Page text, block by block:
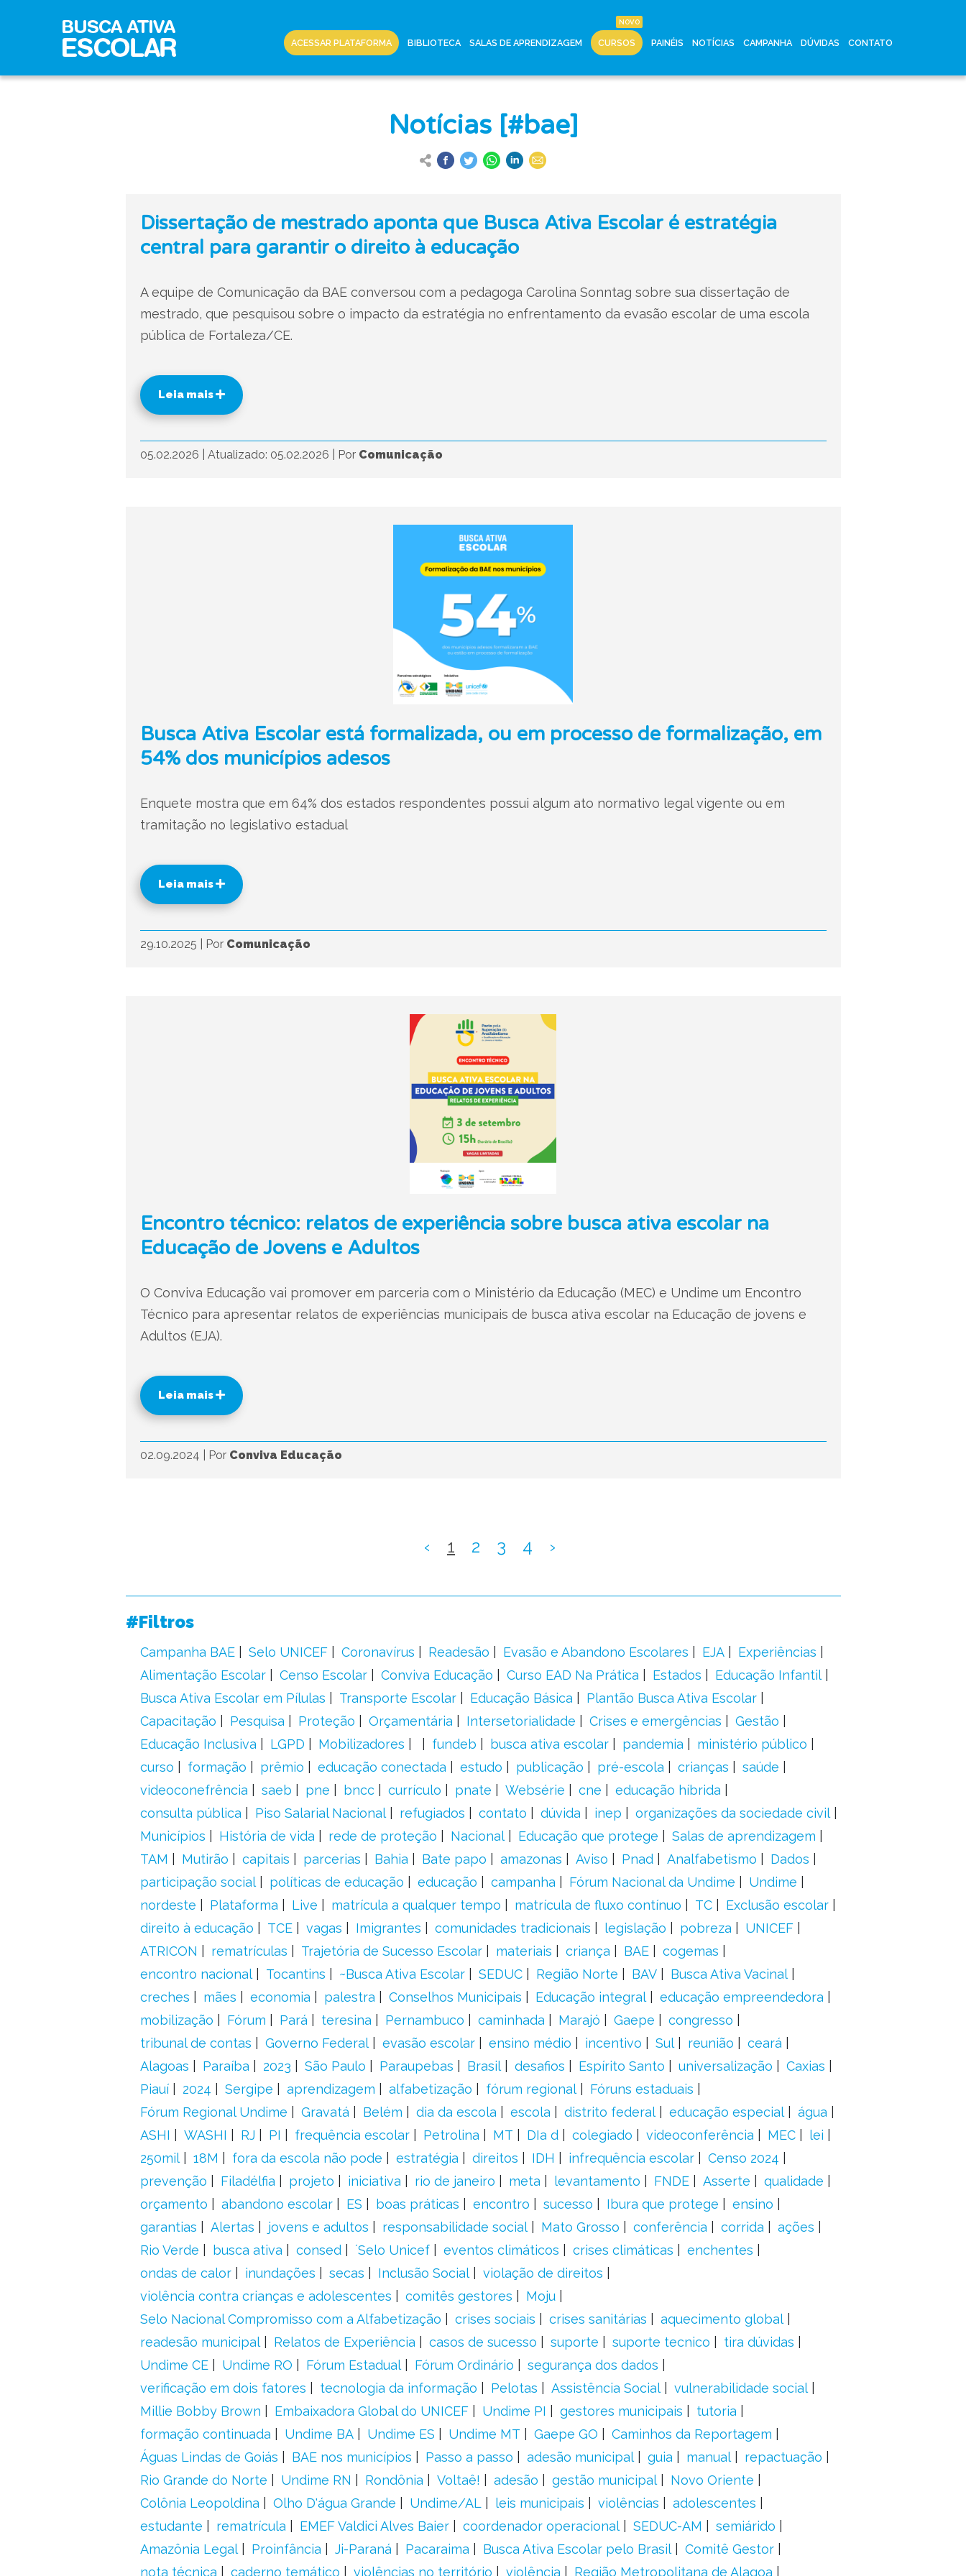
ACESSAR PLATAFORMA BIBLIOTECA SALAS DE APRENDIZAGEM CURSOS PAINÉIS NOTÍCIAS CAMPANHA DÚVIDAS CONTATO
Notícias [#bae]
Dissertação de mestrado aponta que Busca Ativa Escolar é estratégia
central para garantir o direito à educação
A equipe de Comunicação da BAE conversou com a pedagoga Carolina Sonntag sobre sua dissertação de
mestrado, que pesquisou sobre o impacto da estratégia no enfrentamento da evasão escolar de uma escola
pública de Fortaleza/CE.
Leia mais
05.02.2026 Atualizado: 05.02.2026 Por Comunicação
Busca Ativa Escolar está formalizada, ou em processo de formalização, em
54% dos municípios adesos
Enquete mostra que em 64% dos estados respondentes possui algum ato normativo legal vigente ou em
tramitação no legislativo estadual
Leia mais
29.10.2025 Por Comunicação
Encontro técnico: relatos de experiência sobre busca ativa escolar na
Educação de Jovens e Adultos
O Conviva Educação vai promover em parceria com o Ministério da Educação (MEC) e Undime um Encontro
Técnico para apresentar relatos de experiências municipais de busca ativa escolar na Educação de jovens e
Adultos (EJA).
Leia mais
02.09.2024 Por Conviva Educação
‹ 1 2 3 4 ›
#Filtros
Campanha BAE Selo UNICEF Coronavírus Readesão Evasão e Abandono Escolares EJA
Experiências
Alimentação Escolar
Censo Escolar Conviva Educação Curso EAD Na Prática Estados
Educação Infantil
Busca Ativa Escolar em Pílulas
Transporte Escolar Educação Básica
Plantão Busca Ativa Escolar
Capacitação
Pesquisa Proteção Orçamentária Intersetorialidade Crises e emergências
Gestão
Educação Inclusiva
LGPD Mobilizadores fundeb busca ativa escolar pandemia
ministério público
curso
formação prêmio educação conectada estudo publicação pré-escola crianças
saúde
videoconefrência
saeb pne bncc currículo pnate Websérie cne
educação híbrida
consulta pública
Piso Salarial Nacional refugiados contato dúvida inep
organizações da sociedade civil
Municípios
História de vida rede de proteção Nacional Educação que protege
Salas de aprendizagem
TAM
Mutirão capitais parcerias Bahia Bate papo amazonas Aviso Pnad Analfabetismo
Dados
participação social
políticas de educação educação campanha Fórum Nacional da Undime
Undime
nordeste
Plataforma Live matrícula a qualquer tempo matrícula de fluxo contínuo TC
Exclusão escolar
direito à educação
TCE vagas Imigrantes comunidades tradicionais legislação pobreza
UNICEF
ATRICON
rematrículas Trajetória de Sucesso Escolar materiais criança BAE
cogemas
encontro nacional
Tocantins ~Busca Ativa Escolar SEDUC Região Norte BAV
Busca Ativa Vacinal
creches
mães economia palestra Conselhos Municipais Educação integral
educação empreendedora
mobilização
Fórum Pará teresina Pernambuco caminhada Marajó Gaepe
congresso
tribunal de contas
Governo Federal evasão escolar ensino médio incentivo Sul reunião
ceará
Alagoas
Paraíba 2023 São Paulo Paraupebas Brasil desafios Espírito Santo universalização
Caxias
Piauí
2024 Sergipe aprendizagem alfabetização fórum regional
Fóruns estaduais
Fórum Regional Undime
Gravatá Belém dia da escola escola distrito federal educação especial
água
ASHI
WASHI RJ PI frequência escolar Petrolina MT DIa d colegiado videoconferência MEC
lei
250mil
18M fora da escola não pode estratégia direitos IDH infrequência escolar
Censo 2024
prevenção
Filadélfia projeto iniciativa rio de janeiro meta levantamento FNDE Asserte
qualidade
orçamento
abandono escolar ES boas práticas encontro sucesso Ibura que protege
ensino
garantias
Alertas jovens e adultos responsabilidade social Mato Grosso conferência corrida
ações
Rio Verde
busca ativa consed ´Selo Unicef eventos climáticos crises climáticas
enchentes
ondas de calor
inundações secas Inclusão Social
violação de direitos
violência contra crianças e adolescentes
comitês gestores
Moju
Selo Nacional Compromisso com a Alfabetização
crises sociais crises sanitárias
aquecimento global
readesão municipal
Relatos de Experiência casos de sucesso suporte suporte tecnico
tira dúvidas
Undime CE
Undime RO Fórum Estadual Fórum Ordinário
segurança dos dados
verificação em dois fatores
tecnologia da informação Pelotas Assistência Social
vulnerabilidade social
Millie Bobby Brown
Embaixadora Global do UNICEF Undime PI gestores municipais
tutoria
formação continuada
Undime BA Undime ES Undime MT Gaepe GO
Caminhos da Reportagem
Águas Lindas de Goiás
BAE nos municípios Passo a passo adesão municipal guia manual
repactuação
Rio Grande do Norte
Undime RN Rondônia Voltaê! adesão gestão municipal
Novo Oriente
Colônia Leopoldina
Olho D'água Grande Undime/AL leis municipais violências
adolescentes
estudante
rematrícula EMEF Valdici Alves Baier coordenador operacional SEDUC-AM
semiárido
Amazônia Legal
Proinfância Ji-Paraná Pacaraima Busca Ativa Escolar pelo Brasil
Comitê Gestor
nota técnica
caderno temático violências no território violência Região Metropolitana de Alagoa